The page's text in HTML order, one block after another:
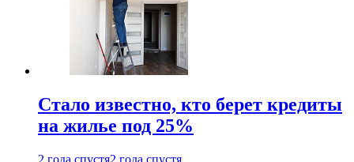
Стало известно, кто берет кредиты
на жилье под 25%
2 года спустя2 года спустя